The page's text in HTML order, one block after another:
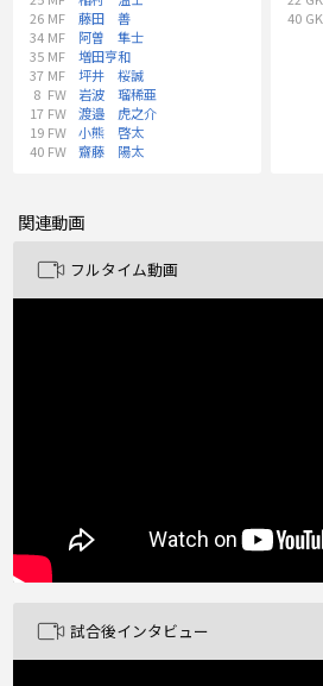
26 MF
藤田 善
34 MF
阿曽 隼士
35 MF
増田亨和
37 MF
坪井 桜誠
8 FW
岩波 瑠稀亜
17 FW
渡邉 虎之介
19 FW
小熊 啓太
40 FW 齋藤 陽太
40 GK
関連動画
フルタイム動画
試合後インタビュー